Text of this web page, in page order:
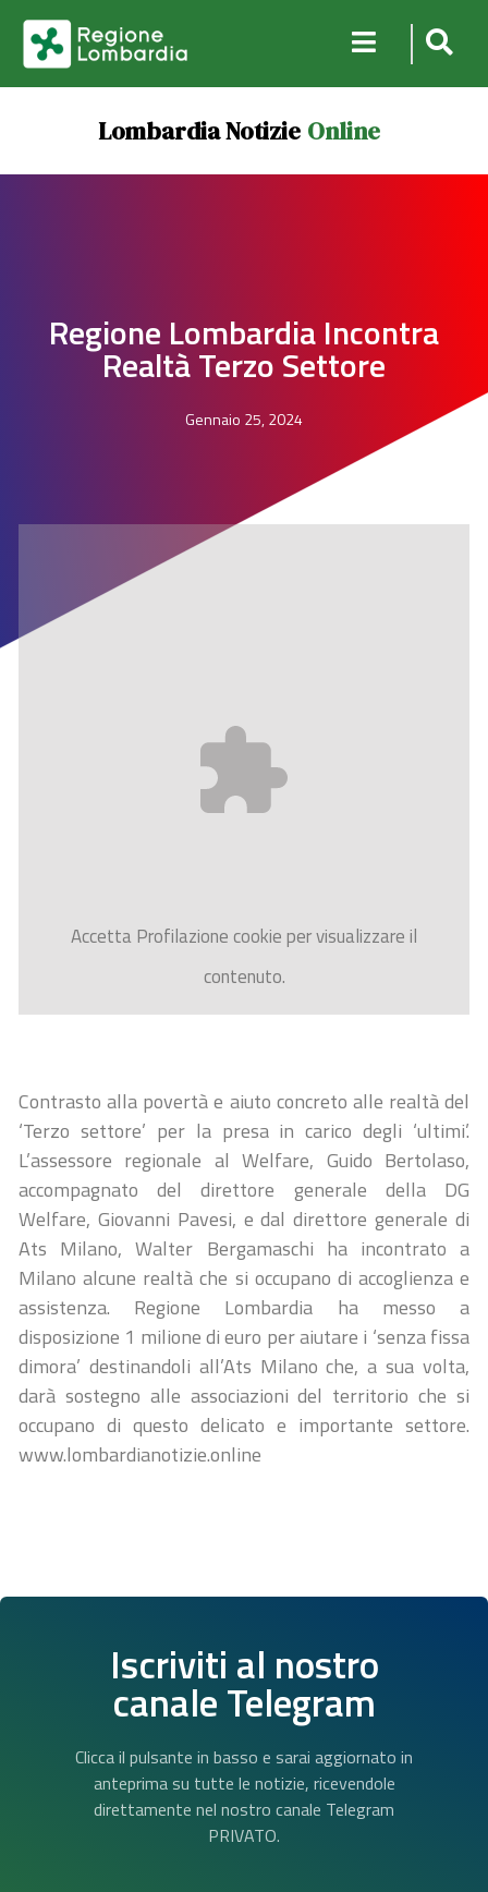
Lombardia Notizie Online
Regione Lombardia Incontra
Realtà Terzo Settore
Gennaio 25, 2024
AccettaProfilazionecookie per visualizzare il
contenuto.
Contrasto alla povertà e aiuto concreto alle realtà del
‘Terzo settore’ per la presa in carico degli ‘ultimi’.
L’assessore regionale al Welfare, Guido Bertolaso,
accompagnato del direttore generale della DG
Welfare, Giovanni Pavesi, e dal direttore generale di
Ats Milano, Walter Bergamaschi ha incontrato a
Milano alcune realtà che si occupano di accoglienza e
assistenza. Regione Lombardia ha messo a
disposizione 1 milione di euro per aiutare i ‘senza fissa
dimora’ destinandoli all’Ats Milano che, a sua volta,
darà sostegno alle associazioni del territorio che si
occupano di questo delicato e importante settore.
www.lombardianotizie.online
Iscriviti al nostro
canale Telegram
Clicca il pulsante in basso e sarai aggiornato in
anteprima su tutte le notizie, ricevendole
direttamente nel nostro canale Telegram
PRIVATO.